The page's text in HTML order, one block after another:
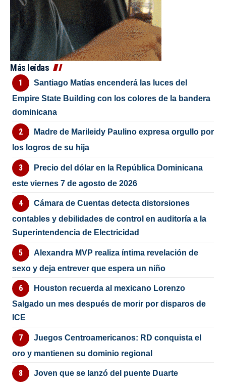
Más leídas
Santiago Matías encenderá las luces del
Empire State Building con los colores de la bandera
dominicana
Madre de Marileidy Paulino expresa orgullo por
los logros de su hija
Precio del dólar en la República Dominicana
este viernes 7 de agosto de 2026
Cámara de Cuentas detecta distorsiones
contables y debilidades de control en auditoría a la
Superintendencia de Electricidad
Alexandra MVP realiza íntima revelación de
sexo y deja entrever que espera un niño
Houston recuerda al mexicano Lorenzo
Salgado un mes después de morir por disparos de
ICE
Juegos Centroamericanos: RD conquista el
oro y mantienen su dominio regional
Joven que se lanzó del puente Duarte